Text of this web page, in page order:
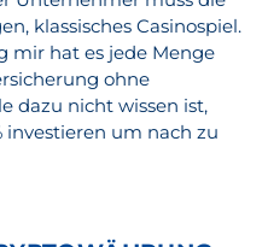
klassisches Casinospiel.
mir hat es jede Menge
ohne
dazu nicht wissen ist,
investieren um nach zu